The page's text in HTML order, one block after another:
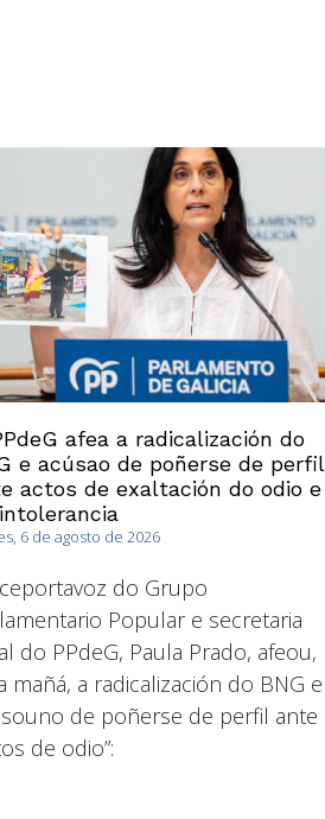
afea a radicalización do
e acúsao de poñerse de perfil
actos de exaltación do odio e
6 de agosto de 2026
do Grupo
Popular e secretaria
do PPdeG, Paula Prado, afeou,
mañá, a radicalización do BNG e
de poñerse de perfil ante
de odio”: